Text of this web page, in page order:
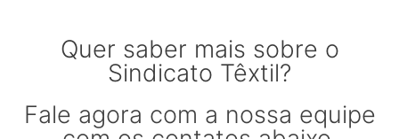
Quer saber mais sobre o
Sindicato Têxtil?
Fale agora com a nossa equipe